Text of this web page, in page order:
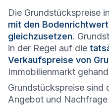
Die Grundstückspreise
mit den
gleichzusetzen.
in der Regel auf die
Verkaufspreise von
Immobilienmarkt
Grundstückspreise sind
Angebot und